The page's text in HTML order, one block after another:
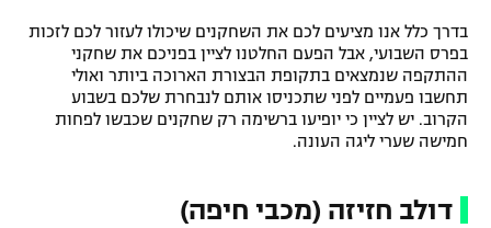
בדרך כלל אנו מציעים לכם את השחקנים שיכולו לעזור לכם לזכות
בפרס השבועי, אבל הפעם החלטנו לציין בפניכם את שחקני
ההתקפה שנמצאים בתקופת הבצורת הארוכה ביותר ואולי
תחשבו פעמיים לפני שתכניסו אותם לנבחרת שלכם בשבוע
הקרוב. יש לציין כי יופיעו ברשימה רק שחקנים שכבשו לפחות
חמישה שערי ליגה העונה.
דולב חזיזה (מכבי חיפה)